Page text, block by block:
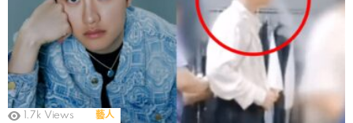
1.7k Views 藝人